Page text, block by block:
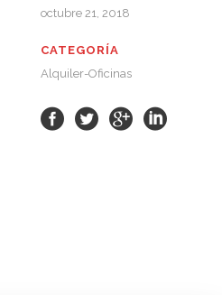
octubre 21, 2018
CATEGORÍA
Alquiler-Oficinas